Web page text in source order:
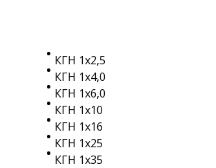
КГН 1х2,5
КГН 1х4,0
КГН 1х6,0
КГН 1х10
КГН 1х16
КГН 1х25
КГН 1х35